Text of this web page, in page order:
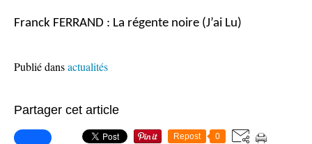
Franck FERRAND : La régente noire (J’ai Lu)
Publié dansactualités
Partager cet article
Repost 0